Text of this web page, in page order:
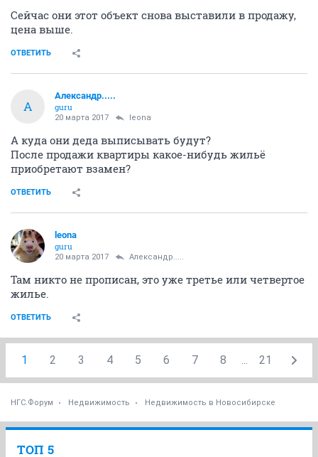
Сейчас они этот объект снова выставили в продажу,
цена выше.
ОТВЕТИТЬ
А
Александр.....
guru
20 марта 2017 leona
А куда они деда выписывать будут?
После продажи квартиры какое-нибудь жильё
приобретают взамен?
ОТВЕТИТЬ
leona
guru
20 марта 2017 Александр.....
Там никто не прописан, это уже третье или четвертое
жилье.
ОТВЕТИТЬ
1 2 3 4 5 6 7 8 21
НГС.Форум Недвижимость Недвижимость в Новосибирске
ТОП 5